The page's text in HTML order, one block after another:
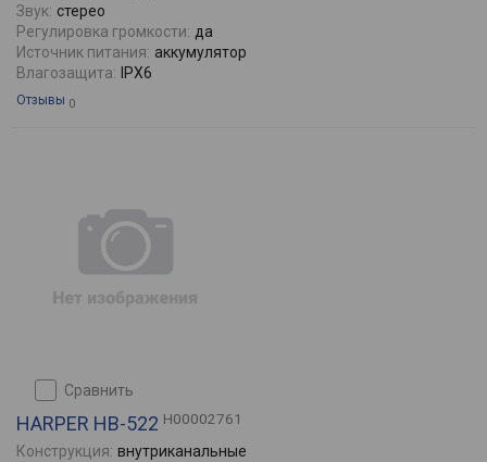
Звук: стерео
Регулировка громкости: да
Источник питания: аккумулятор
Влагозащита:
IPX6
Отзывы 0
сравнить
HARPER HB-522 H00002761
Конструкция: внутриканальные